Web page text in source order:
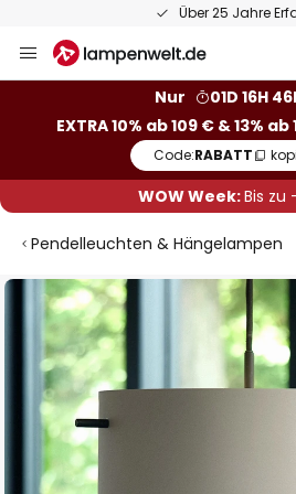
Über 25 Jahre
Inhalt
Nur
01D 16H
EXTRA 10% ab 109 € & 13% ab
Code:RABATT
WOW Week:Bis zu
Pendelleuchten & Hängelampen
Zum
Bildgalerie
springen